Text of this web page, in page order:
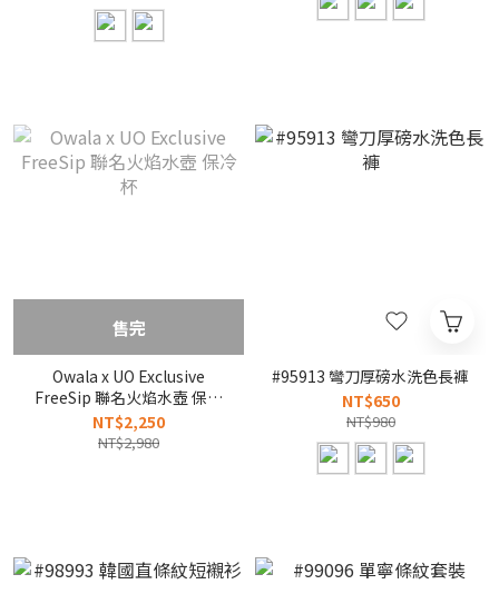
售完
Owala x UO Exclusive
FreeSip 聯名火焰水壺 保冷
杯
NT$2,250
NT$2,980
#95913 彎刀厚磅水洗色長褲
NT$650
NT$980